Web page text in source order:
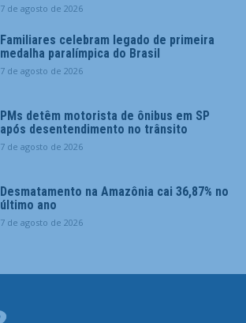
7 de agosto de 2026
Familiares celebram legado de primeira
medalha paralímpica do Brasil
7 de agosto de 2026
PMs detêm motorista de ônibus em SP
após desentendimento no trânsito
7 de agosto de 2026
Desmatamento na Amazônia cai 36,87% no
último ano
7 de agosto de 2026